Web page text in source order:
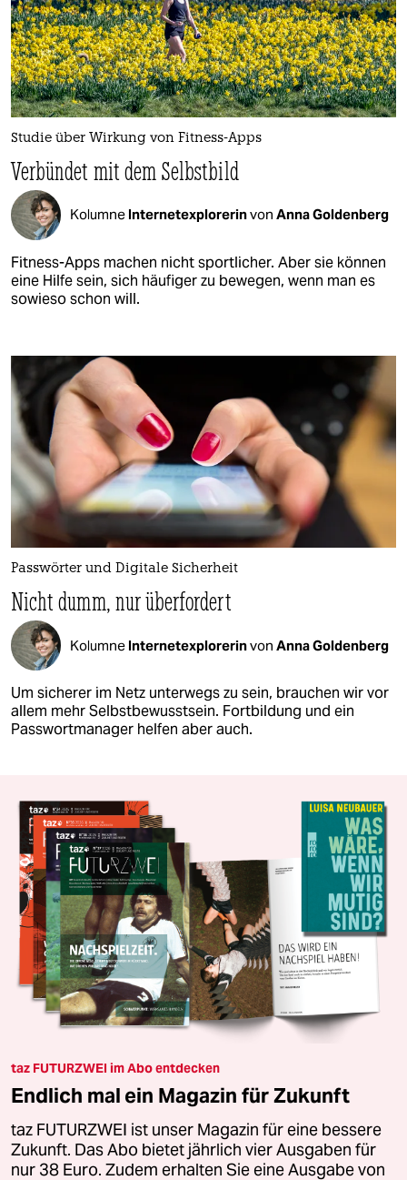
Studie über Wirkung von Fitness-Apps
Verbündet mit dem Selbstbild
Kolumne Internetexplorerinvon Anna Goldenberg
Fitness-Apps machen nicht sportlicher. Aber sie können
eine Hilfe sein, sich häufiger zu bewegen, wenn man es
sowieso schon will.
Passwörter und Digitale Sicherheit
Nicht dumm, nur überfordert
Kolumne Internetexplorerinvon Anna Goldenberg
Um sicherer im Netz unterwegs zu sein, brauchen wir vor
allem mehr Selbstbewusstsein. Fortbildung und ein
Passwortmanager helfen aber auch.
taz FUTURZWEI im Abo entdecken
Endlich mal ein Magazin für Zukunft
taz FUTURZWEI ist unser Magazin für eine bessere
Zukunft. Das Abo bietet jährlich vier Ausgaben für
nur 38 Euro. Zudem erhalten Sie eine Ausgabe von